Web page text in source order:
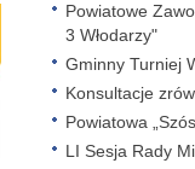
Powiatowe
3 Włodarzy"
Gminny Turniej
Konsultacje
Powiatowa
LI Sesja Rady